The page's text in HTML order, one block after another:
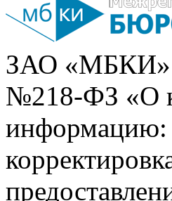
ЗАО «МБКИ»
№218-ФЗ «О
информацию: